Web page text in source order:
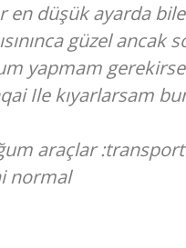
en düşük ayarda
güzel ancak
yapmam
Ile kıyarlarsam
araçlar
normal